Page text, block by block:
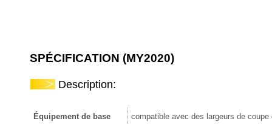
SPÉCIFICATION (MY2020)
Description:
Équipement de base compatible avec des largeurs de